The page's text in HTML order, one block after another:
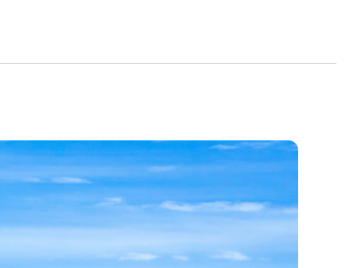
med en attraktiv beliggenhed tæt på både